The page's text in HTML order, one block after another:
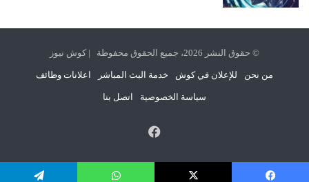
© حقوق النشر 2026، جميع الحقوق محفوظة | كوش نيوز
من نحن للإعلان في كوش خدمة البث المباشر اعلانات وظائف
سياسة الخصوصية اتصل بنا